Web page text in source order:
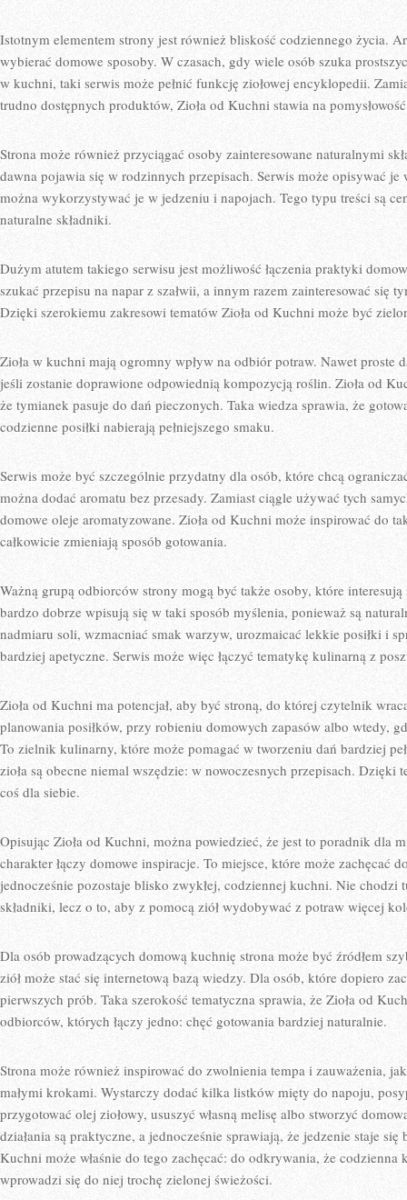
Istotnym elementem strony jest również bliskość codziennego życia.
wybierać domowe sposoby. W czasach, gdy wiele osób szuka
w kuchni, taki serwis może pełnić funkcję ziołowej encyklopedii.
trudno dostępnych produktów, Zioła od Kuchni stawia na
Strona może również przyciągać osoby zainteresowane naturalnymi
dawna pojawia się w rodzinnych przepisach. Serwis może opisywać
można wykorzystywać je w jedzeniu i napojach. Tego typu treści są
naturalne składniki.
Dużym atutem takiego serwisu jest możliwość łączenia praktyki
szukać przepisu na napar z szałwii, a innym razem zainteresować się
Dzięki szerokiemu zakresowi tematów Zioła od Kuchni może być
Zioła w kuchni mają ogromny wpływ na odbiór potraw. Nawet proste
jeśli zostanie doprawione odpowiednią kompozycją roślin. Zioła od
że tymianek pasuje do dań pieczonych. Taka wiedza sprawia, że
codzienne posiłki nabierają pełniejszego smaku.
Serwis może być szczególnie przydatny dla osób, które chcą
można dodać aromatu bez przesady. Zamiast ciągle używać tych
domowe oleje aromatyzowane. Zioła od Kuchni może inspirować do
całkowicie zmieniają sposób gotowania.
Ważną grupą odbiorców strony mogą być także osoby, które
bardzo dobrze wpisują się w taki sposób myślenia, ponieważ są
nadmiaru soli, wzmacniać smak warzyw, urozmaicać lekkie posiłki i
bardziej apetyczne. Serwis może więc łączyć tematykę kulinarną z
Zioła od Kuchni ma potencjał, aby być stroną, do której czytelnik
planowania posiłków, przy robieniu domowych zapasów albo wtedy,
To zielnik kulinarny, które może pomagać w tworzeniu dań bardziej
zioła są obecne niemal wszędzie: w nowoczesnych przepisach.
coś dla siebie.
Opisując Zioła od Kuchni, można powiedzieć, że jest to poradnik dla
charakter łączy domowe inspiracje. To miejsce, które może zachęcać
jednocześnie pozostaje blisko zwykłej, codziennej kuchni. Nie chodzi
składniki, lecz o to, aby z pomocą ziół wydobywać z potraw więcej
Dla osób prowadzących domową kuchnię strona może być źródłem
ziół może stać się internetową bazą wiedzy. Dla osób, które dopiero
pierwszych prób. Taka szerokość tematyczna sprawia, że Zioła od
odbiorców, których łączy jedno: chęć gotowania bardziej naturalnie.
Strona może również inspirować do zwolnienia tempa i zauważenia,
małymi krokami. Wystarczy dodać kilka listków mięty do napoju,
przygotować olej ziołowy, ususzyć własną melisę albo stworzyć
działania są praktyczne, a jednocześnie sprawiają, że jedzenie staje się
Kuchni może właśnie do tego zachęcać: do odkrywania, że
wprowadzi się do niej trochę zielonej świeżości.